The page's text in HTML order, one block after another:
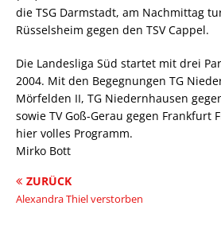
die TSG Darmstadt, am Nachmittag
Rüsselsheim gegen den TSV Cappel.
Die Landesliga Süd startet mit drei
2004. Mit den Begegnungen TG
Mörfelden II, TG Niedernhausen
sowie TV Goß-Gerau gegen Frankfurt
hier volles Programm.
Mirko Bott
ZURÜCK
Alexandra Thiel verstorben